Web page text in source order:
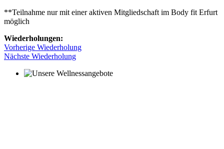
**Teilnahme nur mit einer aktiven Mitgliedschaft im Body fit Erfurt
möglich
Wiederholungen:
Vorherige Wiederholung
Nächste Wiederholung